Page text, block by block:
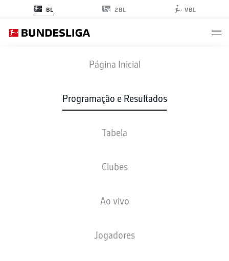
BL 2BL VBL
Página Inicial
Programação e Resultados
Tabela
Clubes
Ao vivo
Jogadores
FCB FCA
ESCALAÇÕES
A escalação inicial será divulgada 60
minutos antes do início da partida